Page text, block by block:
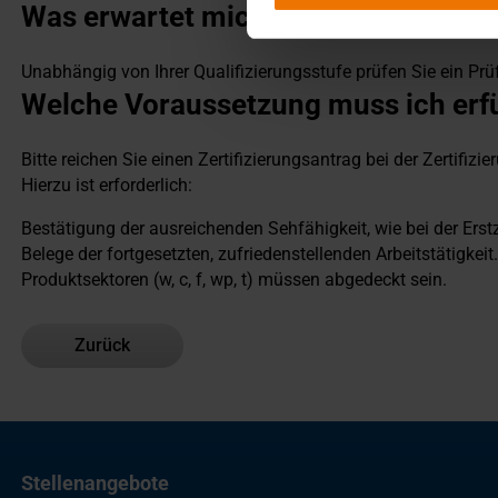
Was erwartet mich in der Prüfung?
Unabhängig von Ihrer Qualifizierungsstufe prüfen Sie ein
Welche Voraussetzung muss ich
Bitte reichen Sie einen Zertifizierungsantrag bei der
Hierzu ist erforderlich:
Bestätigung der ausreichenden Sehfähigkeit, wie bei der
Belege der fortgesetzten, zufriedenstellenden
Produktsektoren (w, c, f, wp, t) müssen abgedeckt sein.
Zurück
Stellenangebote